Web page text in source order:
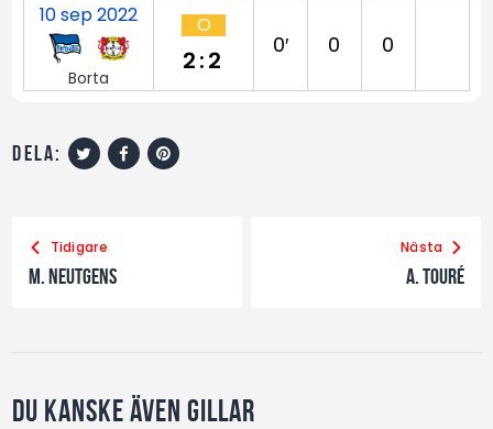
10 sep 2022
Borta
O
2:2
0′ 0 0
dela:
Tidigare
M. Neutgens
Nästa
A. Touré
Du kanske även gillar